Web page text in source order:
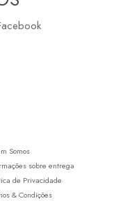
Somos
sobre entrega
de Privacidade
& Condições